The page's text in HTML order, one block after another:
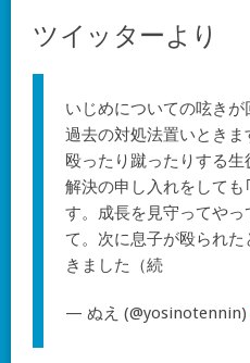
ツイッターより
いじめについての呟き
過去の対処法置いときま
殴ったり蹴ったりする
解決の申し入れをして
す。成長を見守ってや
て。次に息子が殴られ
きました（続
— ぬえ (@yosinotennin)